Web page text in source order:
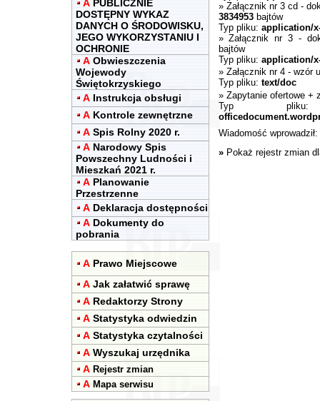
A PUBLICZNIE
DOSTĘPNY WYKAZ
DANYCH O ŚRODOWISKU,
JEGO WYKORZYSTANIU I
OCHRONIE
A Obwieszczenia
Wojewody
Świętokrzyskiego
A Instrukcja obsługi
A Kontrole zewnętrzne
A Spis Rolny 2020 r.
A Narodowy Spis
Powszechny Ludności i
Mieszkań 2021 r.
A Planowanie
Przestrzenne
A Deklaracja dostępności
A Dokumenty do
pobrania
A Prawo Miejscowe
A Jak załatwić sprawę
A Redaktorzy Strony
A Statystyka odwiedzin
A Statystyka czytalności
A Wyszukaj urzędnika
A Rejestr zmian
A Mapa serwisu
» Załącznik nr 3 cd -
3834953bajtów
Typ pliku: application/
»Załącznik nr 3 -
bajtów
Typ pliku: application/
» Załącznik nr 4 - wzór
Typ pliku: text/doc
» Zapytanie ofertowe +
Typ
Wiadomość wprowadził:
» Pokaż rejestr zmian